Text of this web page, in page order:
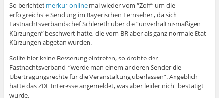
So berichtet merkur-onlinemal wieder vom “Zoff” um die
erfolgreichste Sendung im Bayerischen Fernsehen, da sich
Fastnachtsverbandschef Schlereth über die “unverhältnismäßigen
Kürzungen” beschwert hatte, die vom BR aber als ganz normale Etat-
Kürzungen abgetan wurden.
Sollte hier keine Besserung eintreten, so drohte der
Fastnachtsverband, “werde man einem anderen Sender die
Übertragungsrechte für die Veranstaltung überlassen”. Angeblich
hätte das ZDF Interesse angemeldet, was aber leider nicht bestätigt
wurde.